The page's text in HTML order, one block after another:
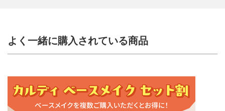
よく一緒に購入されている商品